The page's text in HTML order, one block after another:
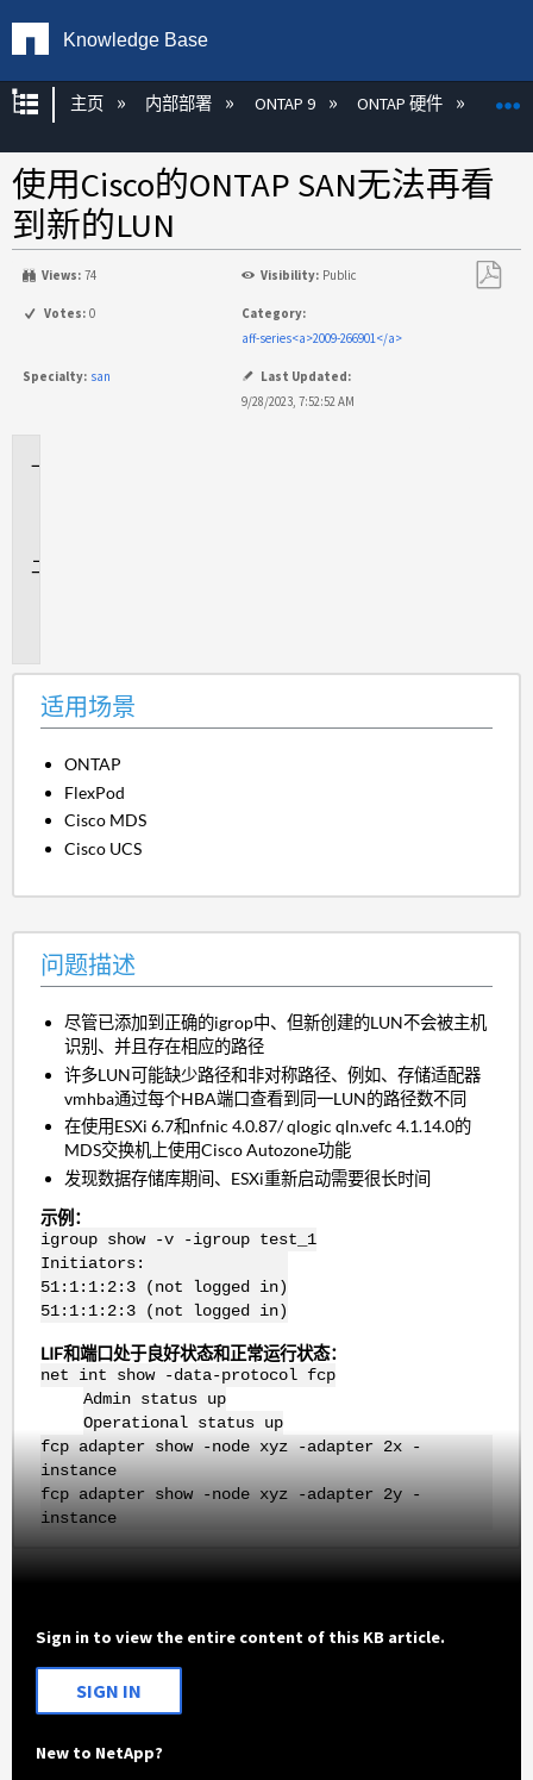
Knowledge Base
扩展/隐缩全局层次
主页 内部部署 ONTAP 9 ONTAP 硬件
使用Cisco的ONTAP SAN无法再看
到新的LUN
Views: 74 Visibility: Public
Votes: 0
Category:
aff-series<a>2009-266901</a>
Specialty: san
Last Updated:
9/28/2023, 7:52:52 AM
适用场景
ONTAP
FlexPod
Cisco MDS
Cisco UCS
问题描述
尽管已添加到正确的igrop中、但新创建的LUN不会被主机
识别、并且存在相应的路径
许多LUN可能缺少路径和非对称路径、例如、存储适配器
vmhba通过每个HBA端口查看到同一LUN的路径数不同
在使用ESXi 6.7和nfnic 4.0.87/ qlogic qln.vefc 4.1.14.0的
MDS交换机上使用Cisco Autozone功能
发现数据存储库期间、ESXi重新启动需要很长时间
示例：
igroup show -v -igroup test_1
Initiators:
51:1:1:2:3 (not logged in)
51:1:1:2:3 (not logged in)
LIF和端口处于良好状态和正常运行状态：
net int show -data-protocol fcp
Admin status up
Operational status up
fcp adapter show -node xyz -adapter 2x -
instance
fcp adapter show -node xyz -adapter 2y -
instance
Sign in to view the entire content of this KB article.
SIGN IN
New to NetApp?